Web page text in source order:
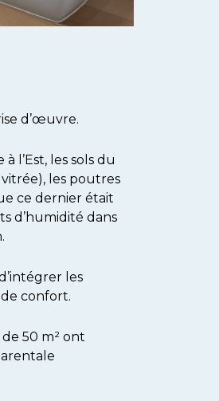
d’œuvre.
l’Est, les sols du
les poutres
ce dernier était
d’humidité dans
les
confort.
50 m² ont